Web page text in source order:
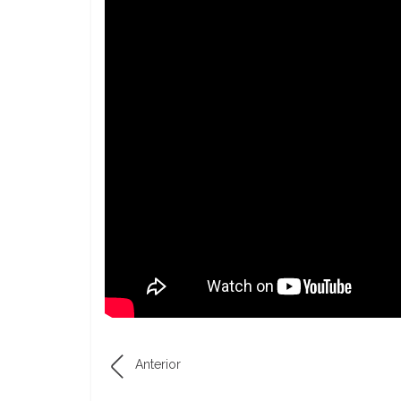
Anterior